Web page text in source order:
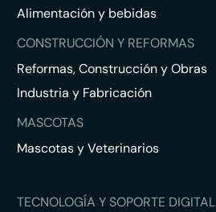
Alimentación y bebidas
CONSTRUCCIÓN Y REFORMAS
Reformas, Construcción y Obras
Industria y Fabricación
MASCOTAS
Mascotas y Veterinarios
TECNOLOGÍA Y SOPORTE DIGITAL